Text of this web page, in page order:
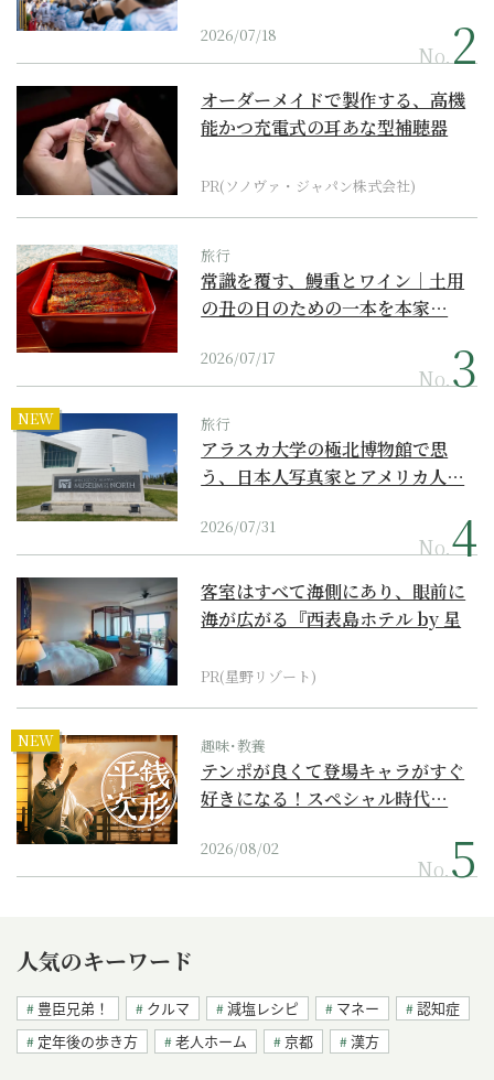
2026/07/18
No.
オーダーメイドで製作する、高機
能かつ充電式の耳あな型補聴器
PR(ソノヴァ・ジャパン株式会社)
旅行
常識を覆す、鰻重とワイン｜土用
の丑の日のための一本を本家…
2026/07/17
No.
NEW 旅行
アラスカ大学の極北博物館で思
う、日本人写真家とアメリカ人…
2026/07/31
No.
客室はすべて海側にあり、眼前に
海が広がる『西表島ホテル by 星
PR(星野リゾート)
NEW 趣味･教養
テンポが良くて登場キャラがすぐ
好きになる！スペシャル時代…
2026/08/02
No.
人気のキーワード
豊臣兄弟！ クルマ 減塩レシピ マネー
認知症
定年後の歩き方
老人ホーム 京都 漢方